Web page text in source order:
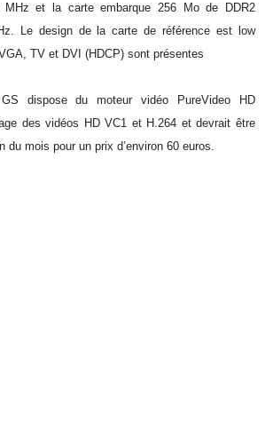
et la carte embarque 256 Mo de DDR2
Le design de la carte de référence est low
TV et DVI (HDCP) sont présentes
dispose du moteur vidéo PureVideo HD
des vidéos HD VC1 et H.264 et devrait être
du mois pour un prix d’environ 60 euros.